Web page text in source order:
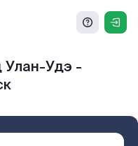
Улан-Удэ -